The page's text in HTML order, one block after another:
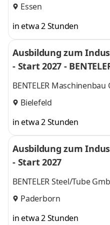
Essen
in etwa 2 Stunden
Ausbildung zum
- Start 2027 -
BENTELER Maschinenbau
Bielefeld
in etwa 2 Stunden
Ausbildung zum
- Start 2027
BENTELER Steel/Tube
Paderborn
in etwa 2 Stunden